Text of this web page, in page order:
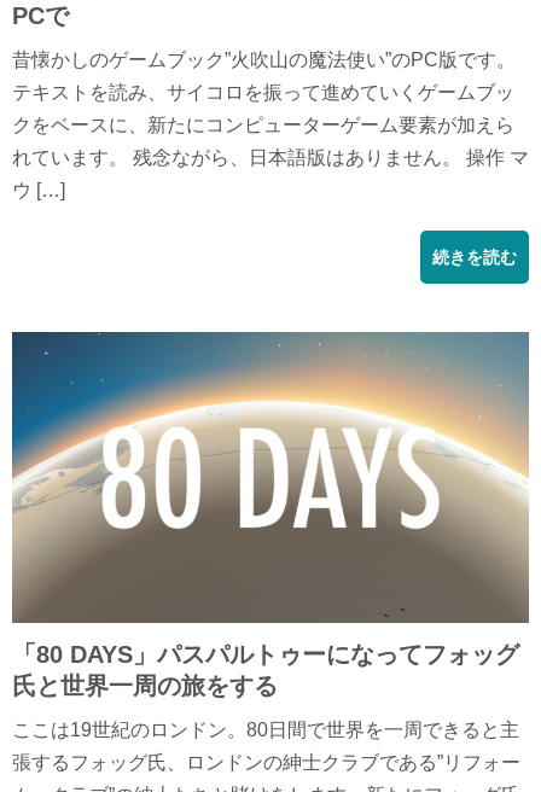
PCで
昔懐かしのゲームブック”火吹山の魔法使い”のPC版です。
テキストを読み、サイコロを振って進めていくゲームブッ
クをベースに、新たにコンピューターゲーム要素が加えら
れています。 残念ながら、日本語版はありません。 操作 マ
ウ […]
続きを読む
「80 DAYS」パスパルトゥーになってフォッグ
氏と世界一周の旅をする
ここは19世紀のロンドン。80日間で世界を一周できると主
張するフォッグ氏、ロンドンの紳士クラブである”リフォー